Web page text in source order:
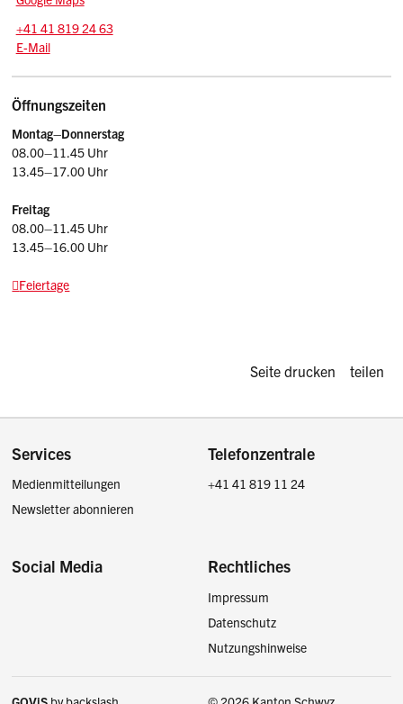
Tel.:
+41 41 819 24 63
E-Mail: liegscha.stv
E-Mail
Öffnungszeiten
Montag–Donnerstag
08.00–11.45 Uhr
13.45–17.00 Uhr
Freitag
08.00–11.45 Uhr
13.45–16.00 Uhr
Feiertage
Diese Seite
Seite drucken teilen
Footer
Services
Medienmitteilungen
Newsletter abonnieren
Telefonzentrale
+41 41 819 11 24
Social Media Rechtliches
Impressum
Datenschutz
Nutzungshinweise